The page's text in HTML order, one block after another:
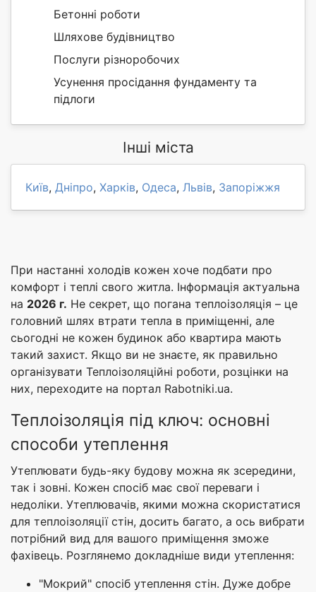
Бетонні роботи
Шляхове будівництво
Послуги різноробочих
Усунення просідання фундаменту та
підлоги
Інші міста
Київ, Дніпро, Харків, Одеса, Львів, Запоріжжя
При настанні холодів кожен хоче подбати про
комфорт і теплі свого житла. Інформація актуальна
на 2026 г. Не секрет, що погана теплоізоляція – це
головний шлях втрати тепла в приміщенні, але
сьогодні не кожен будинок або квартира мають
такий захист. Якщо ви не знаєте, як правильно
організувати Теплоізоляційні роботи, розцінки на
них, переходите на портал Rabotniki.ua.
Теплоізоляція під ключ: основні
способи утеплення
Утеплювати будь-яку будову можна як зсередини,
так і зовні. Кожен спосіб має свої переваги і
недоліки. Утеплювачів, якими можна скористатися
для теплоізоляції стін, досить багато, а ось вибрати
потрібний вид для вашого приміщення зможе
фахівець. Розглянемо докладніше види утеплення:
"Мокрий" спосіб утеплення стін. Дуже добре